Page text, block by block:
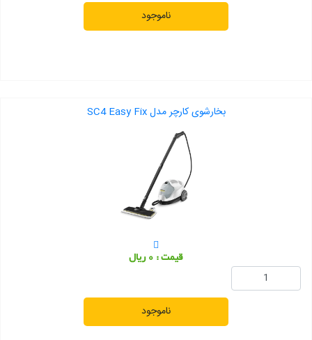
ناموجود
بخارشوی کارچر مدل SC4 Easy Fix
قیمت : 0 ریال
ناموجود